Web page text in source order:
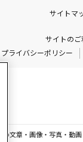
サイトマ
サイトのご
プライバシーポリシー
の文章・画像・写真・動